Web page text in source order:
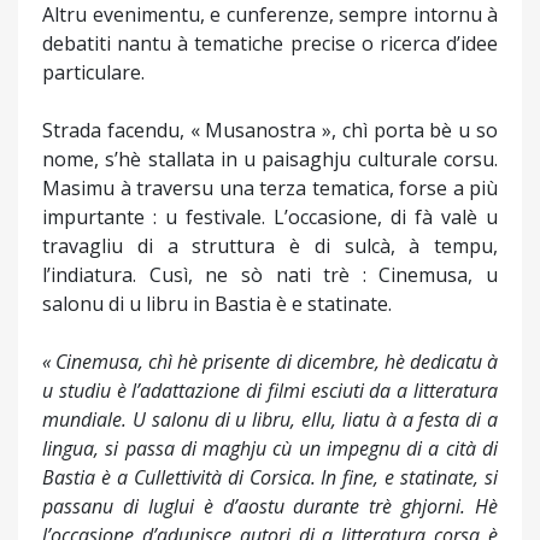
Altru evenimentu, e cunferenze, sempre intornu à
debatiti nantu à tematiche precise o ricerca d’idee
particulare.
Strada facendu, « Musanostra », chì porta bè u so
nome, s’hè stallata in u paisaghju culturale corsu.
Masimu à traversu una terza tematica, forse a più
impurtante : u festivale. L’occasione, di fà valè u
travagliu di a struttura è di sulcà, à tempu,
l’indiatura. Cusì, ne sò nati trè : Cinemusa, u
salonu di u libru in Bastia è e statinate.
« Cinemusa, chì hè prisente di dicembre, hè dedicatu à
u studiu è l’adattazione di filmi esciuti da a litteratura
mundiale. U salonu di u libru, ellu, liatu à a festa di a
lingua, si passa di maghju cù un impegnu di a cità di
Bastia è a Cullettività di Corsica. In fine, e statinate, si
passanu di luglui è d’aostu durante trè ghjorni. Hè